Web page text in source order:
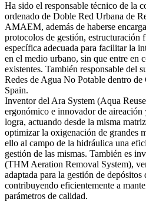
Ha sido el responsable técnico de la
ordenado de Doble Red Urbana de
AMAEM, además de haberse
protocolos de gestión, estructuración
específica adecuada para facilitar la
en el medio urbano, sin que entre en
existentes. También responsable del
Redes de Agua No Potable dentro
Spain.
Inventor del Ara System (Aqua
ergonómico e innovador de
logra, actuando desde la misma
optimizar la oxigenación de grandes
ello al campo de la hidráulica una
gestión de las mismas. También es
(THM Aeration Removal System),
adaptada para la gestión de depósitos
contribuyendo eficientemente a
parámetros de calidad.